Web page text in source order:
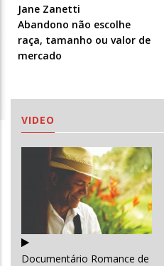
ou
Chamada
-
Opcional
Jane Zanetti
Abandono não escolhe
raça, tamanho ou valor de
mercado
VIDEO
Documentário Romance de